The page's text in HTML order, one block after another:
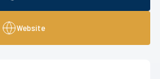
Website